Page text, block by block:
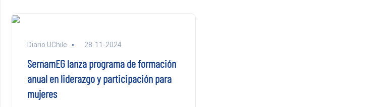
Diario UChile 28-11-2024
SernamEG lanza programa de formación
anual en liderazgo y participación para
mujeres